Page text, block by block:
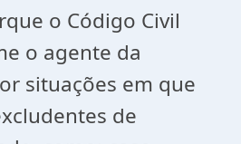
o Código Civil
o agente da
situações em que
de